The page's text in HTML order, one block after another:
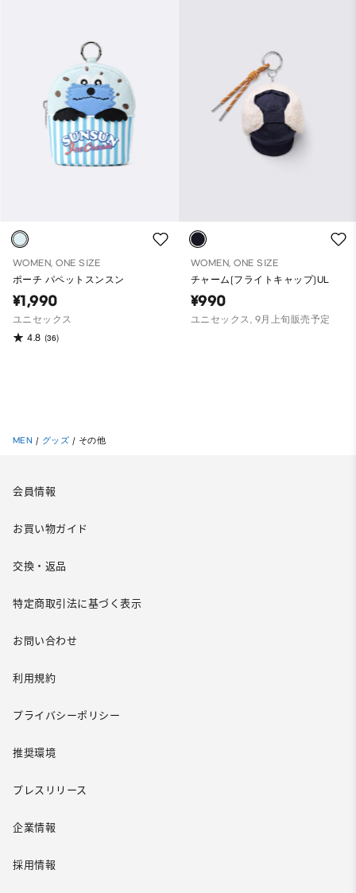
WOMEN, ONE SIZE
ポーチ パペットスンスン
¥1,990
ユニセックス
4.8 (36)
WOMEN, ONE SIZE
チャーム(フライトキャップ)UL
¥990
ユニセックス, 9月上旬販売予定
MEN / グッズ / その他
会員情報
お買い物ガイド
交換・返品
特定商取引法に基づく表示
お問い合わせ
利用規約
プライバシーポリシー
推奨環境
プレスリリース
企業情報
採用情報